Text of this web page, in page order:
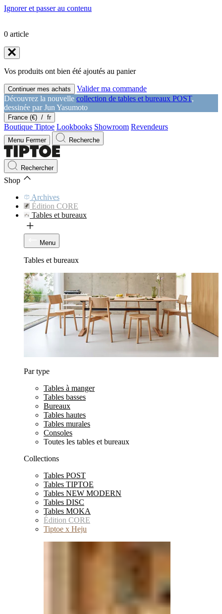
Ignorer et passer au contenu
0 article
Vos produits ont bien été ajoutés au panier
Continuer mes achats
Valider ma commande
Découvrez la nouvelle collection de tables et bureaux POST,
dessinée par Jun Yasumoto
France (€) / fr
Boutique Tiptoe Lookbooks Showroom Revendeurs
Menu Fermer Recherche
Rechercher
Shop
Archives
Édition CORE
Tables et bureaux
Menu
Tables et bureaux
Par type
Tables à manger
Tables basses
Bureaux
Tables hautes
Tables murales
Consoles
Toutes les tables et bureaux
Collections
Tables POST
Tables TIPTOE
Tables NEW MODERN
Tables DISC
Tables MOKA
Édition CORE
Tiptoe x Heju